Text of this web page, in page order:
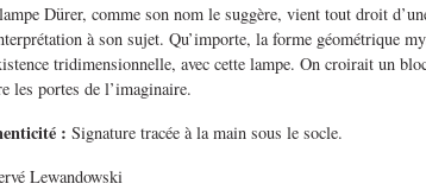
Dürer, comme son nom le suggère, vient tout droit
à son sujet. Qu’importe, la forme géométrique
tridimensionnelle, avec cette lampe. On croirait un
les portes de l’imaginaire.
: Signature tracée à la main sous le socle.
Lewandowski